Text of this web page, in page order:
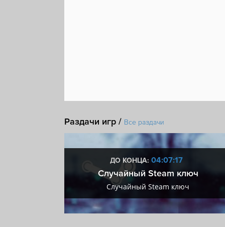
Раздачи игр / Все раздачи
ДО КОНЦА: 04:07:16
Случайный Steam ключ
Случайный Steam ключ